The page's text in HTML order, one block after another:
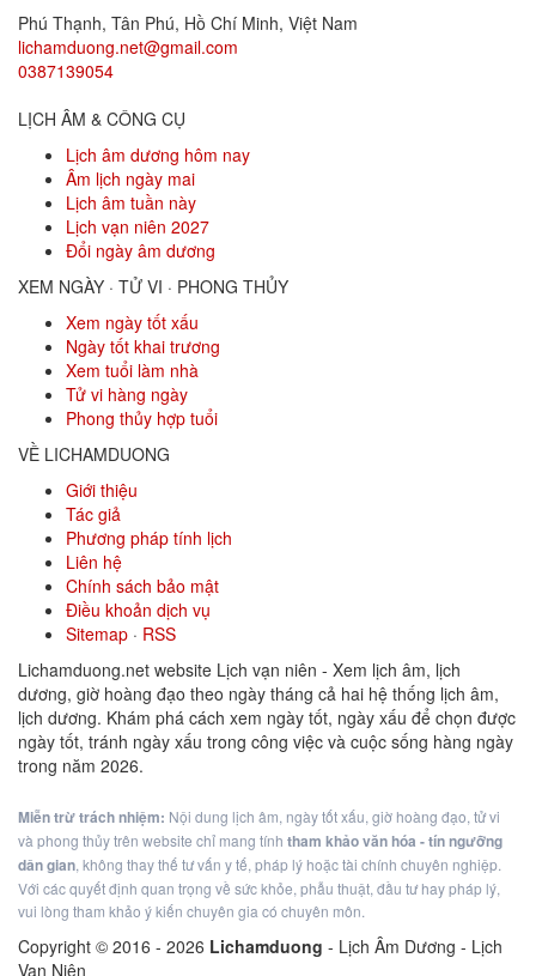
Phú Thạnh, Tân Phú, Hồ Chí Minh, Việt Nam
lichamduong.net@gmail.com
0387139054
LỊCH ÂM & CÔNG CỤ
Lịch âm dương hôm nay
Âm lịch ngày mai
Lịch âm tuần này
Lịch vạn niên 2027
Đổi ngày âm dương
XEM NGÀY · TỬ VI · PHONG THỦY
Xem ngày tốt xấu
Ngày tốt khai trương
Xem tuổi làm nhà
Tử vi hàng ngày
Phong thủy hợp tuổi
VỀ LICHAMDUONG
Giới thiệu
Tác giả
Phương pháp tính lịch
Liên hệ
Chính sách bảo mật
Điều khoản dịch vụ
Sitemap · RSS
Lichamduong.net website Lịch vạn niên - Xem lịch âm, lịch
dương, giờ hoàng đạo theo ngày tháng cả hai hệ thống lịch âm,
lịch dương. Khám phá cách xem ngày tốt, ngày xấu để chọn được
ngày tốt, tránh ngày xấu trong công việc và cuộc sống hàng ngày
trong năm 2026.
Miễn trừ trách nhiệm: Nội dung lịch âm, ngày tốt xấu, giờ hoàng đạo, tử vi
và phong thủy trên website chỉ mang tính tham khảo văn hóa - tín ngưỡng
dân gian, không thay thế tư vấn y tế, pháp lý hoặc tài chính chuyên nghiệp.
Với các quyết định quan trọng về sức khỏe, phẫu thuật, đầu tư hay pháp lý,
vui lòng tham khảo ý kiến chuyên gia có chuyên môn.
Copyright © 2016 - 2026 Lichamduong - Lịch Âm Dương - Lịch
Vạn Niên